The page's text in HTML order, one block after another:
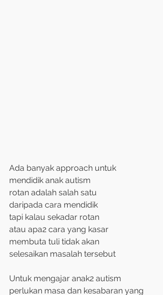
Ada banyak approach untuk
mendidik anak autism
rotan adalah salah satu
daripada cara mendidik
tapi kalau sekadar rotan
atau apa2 cara yang kasar
membuta tuli tidak akan
selesaikan masalah tersebut
Untuk mengajar anak2 autism
perlukan masa dan kesabaran yang